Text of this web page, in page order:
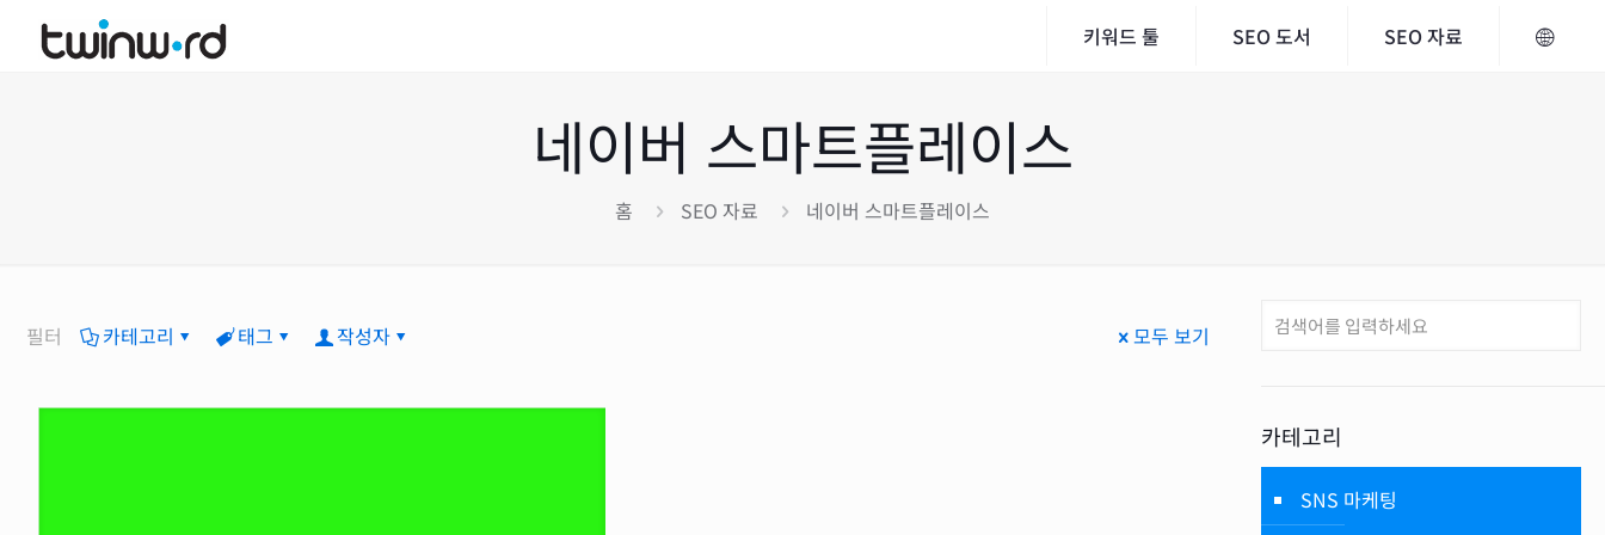
키워드 툴 SEO 도서 SEO 자료
네이버 스마트플레이스
홈 SEO 자료 네이버 스마트플레이스
필터 카테고리 태그 작성자 모두 보기
카테고리
SNS 마케팅